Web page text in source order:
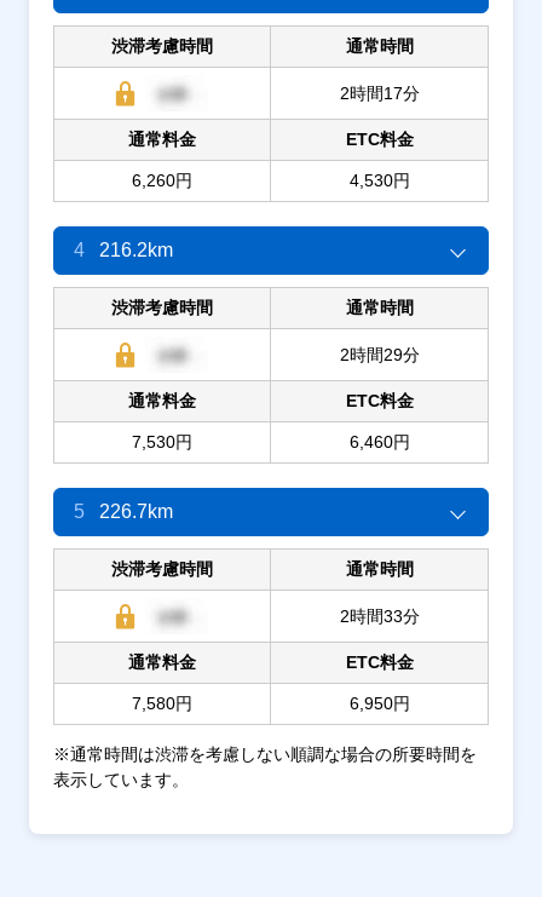
渋滞考慮時間 通常時間
2時間17分
通常料金
6,260円
ETC料金
4,530円
4 216.2km
渋滞考慮時間 通常時間
2時間29分
通常料金
7,530円
ETC料金
6,460円
5 226.7km
渋滞考慮時間 通常時間
2時間33分
通常料金
7,580円
ETC料金
6,950円
※通常時間は渋滞を考慮しない順調な場合の所要時間を
表示しています。